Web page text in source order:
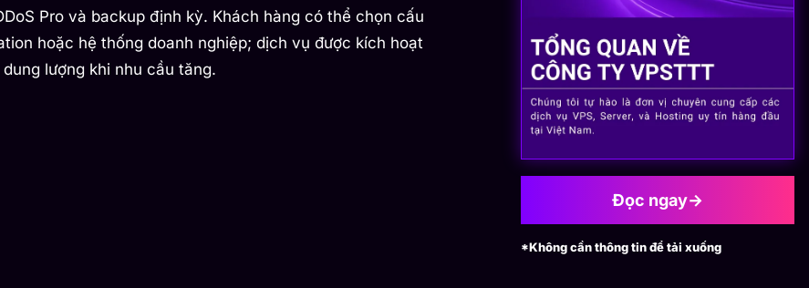
Pro và backup định kỳ. Khách hàng có thể chọn cấu
hoặc hệ thống doanh nghiệp; dịch vụ được kích hoạt
lượng khi nhu cầu tăng.
Đọc ngay→
*Không cần thông tin để tải xuống